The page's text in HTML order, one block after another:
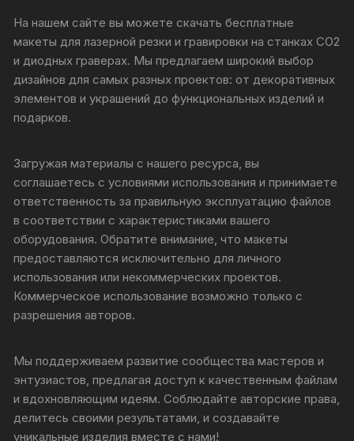
На нашем сайте вы можете скачать бесплатные
макеты для лазерной резки и гравировки на станках CO2
и диодных граверах. Мы предлагаем широкий выбор
дизайнов для самых разных проектов: от декоративных
элементов и украшений до функциональных изделий и
подарков.
Загружая материалы с нашего ресурса, вы
соглашаетесь с условиями использования и принимаете
ответственность за правильную эксплуатацию файлов
в соответствии с характеристиками вашего
оборудования. Обратите внимание, что макеты
предоставляются исключительно для личного
использования или некоммерческих проектов.
Коммерческое использование возможно только с
разрешения авторов.
Мы поддерживаем развитие сообщества мастеров и
энтузиастов, предлагая доступ к качественным файлам
и вдохновляющим идеям. Соблюдайте авторские права,
делитесь своими результатами, и создавайте
уникальные изделия вместе с нами!